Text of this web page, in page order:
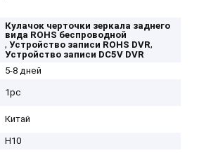
Кулачок черточки зеркала заднего
вида ROHS беспроводной
,Устройство записи ROHS DVR,
Устройство записи DC5V DVR
5-8 дней
1pc
Китай
Н10